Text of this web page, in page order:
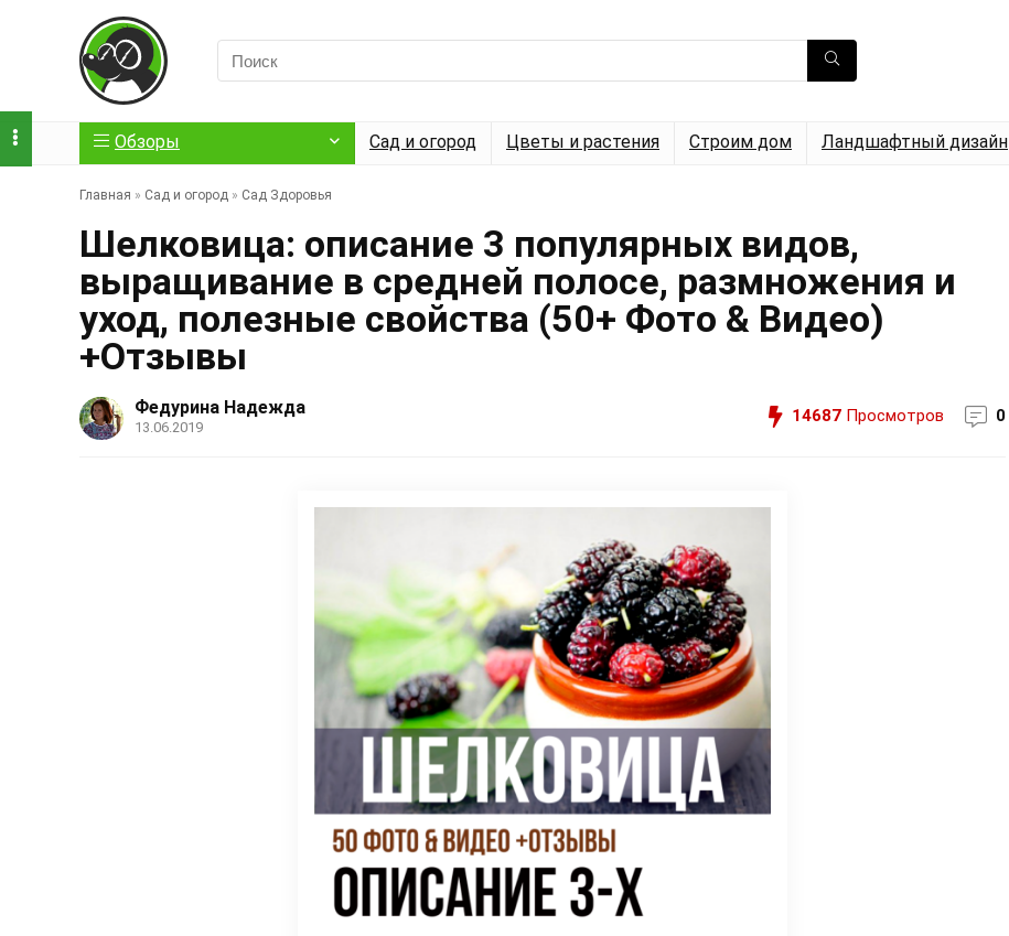
Обзоры Сад и огород Цветы и растения Строим дом Ландшафтный дизайн
Главная » Сад и огород » Сад Здоровья
Шелковица: описание 3 популярных видов,
выращивание в средней полосе, размножения и
уход, полезные свойства (50+ Фото & Видео)
+Отзывы
Федурина Надежда
13.06.2019
14687 Просмотров 0